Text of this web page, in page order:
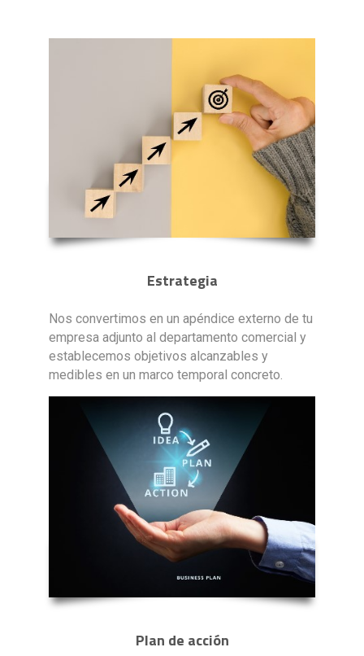
Estrategia
Nos convertimos en un apéndice externo de tu
empresa adjunto al departamento comercial y
establecemos objetivos alcanzables y
medibles en un marco temporal concreto.
Plan de acción